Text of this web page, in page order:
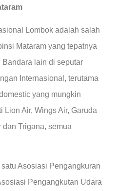
Lombok adalah salah
Mataram yang tepatnya
lain di seputar
Internasional, terutama
yang mungkin
Air, Wings Air, Garuda
dan Trigana, semua
Asosiasi Pengangkuran
Pengangkutan Udara